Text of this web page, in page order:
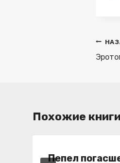
по
Похожие книги
Пепел